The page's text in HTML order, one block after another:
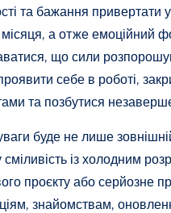
та бажання привертати
місяця, а отже емоційний
що сили
себе в роботі,
та позбутися
буде не лише
із холодним
проєкту або серйозне
знайомствам,